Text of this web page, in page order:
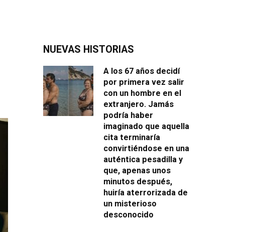
NUEVAS HISTORIAS
A los 67 años decidí
por primera vez salir
con un hombre en el
extranjero. Jamás
podría haber
imaginado que aquella
cita terminaría
convirtiéndose en una
auténtica pesadilla y
que, apenas unos
minutos después,
huiría aterrorizada de
un misterioso
desconocido